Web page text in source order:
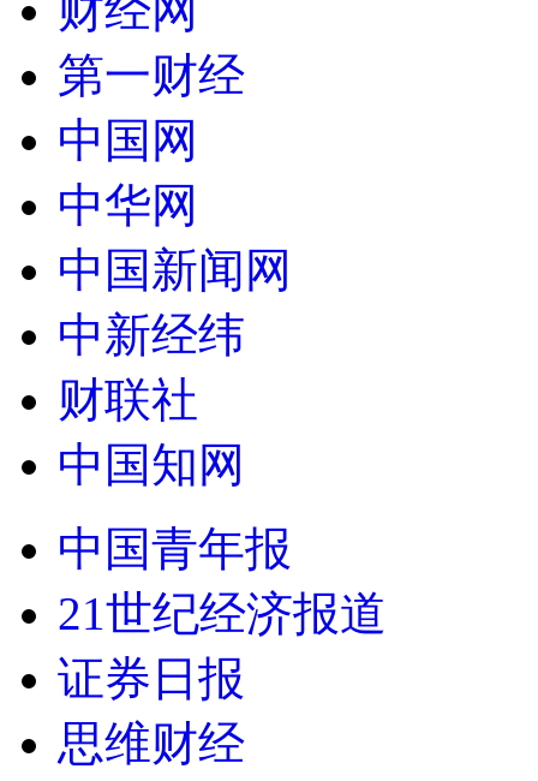
财经网
第一财经
中国网
中华网
中国新闻网
中新经纬
财联社
中国知网
中国青年报
21世纪经济报道
证券日报
思维财经